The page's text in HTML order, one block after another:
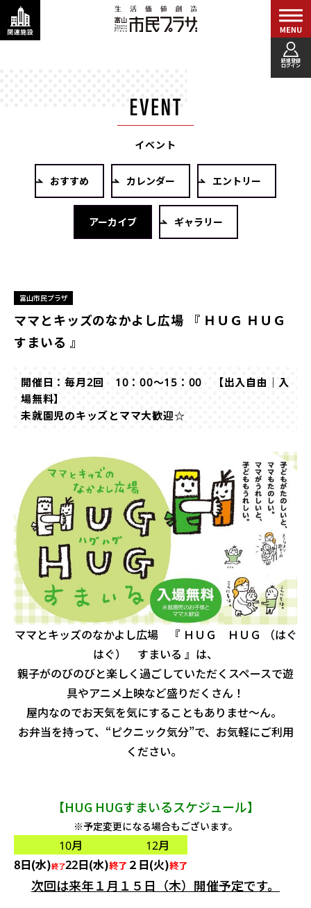
新規登録
ログイン
イベント
おすすめ カレンダー エントリー
アーカイブ ギャラリー
ママとキッズのなかよし広場 『 ＨＵＧ ＨＵＧ
すまいる 』
富山市民プラザ
開催日：毎月2回 10：00～15：00 【出入自由｜入
場無料】
未就園児のキッズとママ大歓迎☆
ママとキッズのなかよし広場 『 ＨＵＧ ＨＵＧ （はぐ
はぐ） すまいる 』は、
親子がのびのびと楽しく過ごしていただくスペースで遊
具やアニメ上映など盛りだくさん！
屋内なのでお天気を気にすることもありませ～ん。
お弁当を持って、“ピクニック気分”で、お気軽にご利用
ください。
【HUG HUGすまいるスケジュール】
※予定変更になる場合もございます。
10月
12月
8日(水)終了22日(水)終了 ２日(火)終了
次回は来年１月１５日（木）開催予定です。